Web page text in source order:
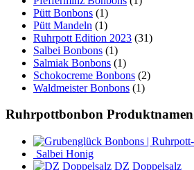
Pütt Bonbons (1)
Pütt Mandeln (1)
Ruhrpott Edition 2023 (31)
Salbei Bonbons (1)
Salmiak Bonbons (1)
Schokocreme Bonbons (2)
Waldmeister Bonbons (1)
Ruhrpottbonbon Produktnamen
Salbei Honig
DZ Doppelsalz